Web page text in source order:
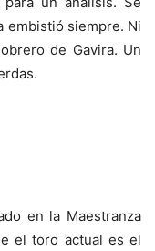
embistió siempre. Ni
de Gavira. Un
en la Maestranza
el toro actual es el